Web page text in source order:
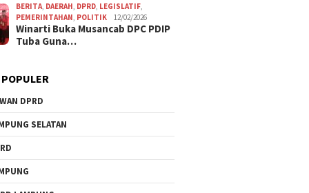
BERITA DAERAH DPRD LEGISLATIF
PEMERINTAHAN POLITIK 12/02/2026
Winarti Buka Musancab DPC PDIP
Tuba Guna…
DPRD
SELATAN